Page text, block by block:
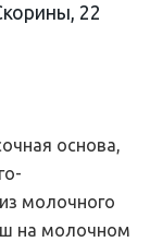
22
основа,
молочного
на молочном